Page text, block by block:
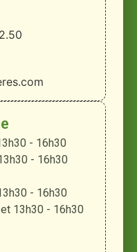
- 16h30
- 16h30
- 16h30
13h30 - 16h30